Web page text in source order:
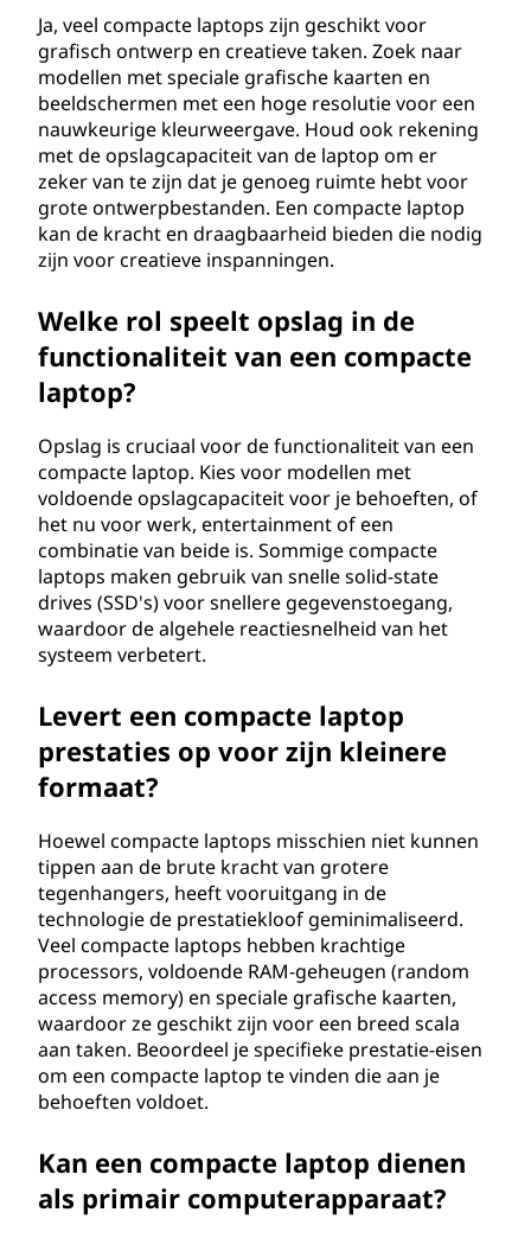
Ja, veel compacte laptops zijn geschikt voor
grafisch ontwerp en creatieve taken. Zoek naar
modellen met speciale grafische kaarten en
beeldschermen met een hoge resolutie voor een
nauwkeurige kleurweergave. Houd ook rekening
met de opslagcapaciteit van de laptop om er
zeker van te zijn dat je genoeg ruimte hebt voor
grote ontwerpbestanden. Een compacte laptop
kan de kracht en draagbaarheid bieden die nodig
zijn voor creatieve inspanningen.
Welke rol speelt opslag in de
functionaliteit van een compacte
laptop?
Opslag is cruciaal voor de functionaliteit van een
compacte laptop. Kies voor modellen met
voldoende opslagcapaciteit voor je behoeften, of
het nu voor werk, entertainment of een
combinatie van beide is. Sommige compacte
laptops maken gebruik van snelle solid-state
drives (SSD's) voor snellere gegevenstoegang,
waardoor de algehele reactiesnelheid van het
systeem verbetert.
Levert een compacte laptop
prestaties op voor zijn kleinere
formaat?
Hoewel compacte laptops misschien niet kunnen
tippen aan de brute kracht van grotere
tegenhangers, heeft vooruitgang in de
technologie de prestatiekloof geminimaliseerd.
Veel compacte laptops hebben krachtige
processors, voldoende RAM-geheugen (random
access memory) en speciale grafische kaarten,
waardoor ze geschikt zijn voor een breed scala
aan taken. Beoordeel je specifieke prestatie-eisen
om een compacte laptop te vinden die aan je
behoeften voldoet.
Kan een compacte laptop dienen
als primair computerapparaat?